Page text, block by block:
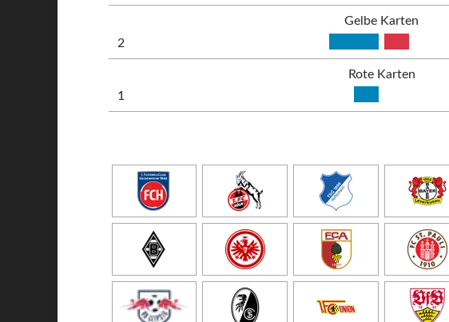
Gelbe Karten
2
Rote Karten
1